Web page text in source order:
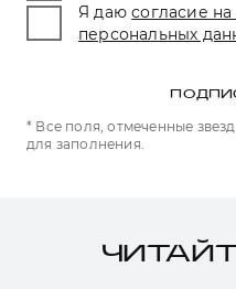
Я даю согласие
персональных
* Все поля, отмеченные
для заполнения.